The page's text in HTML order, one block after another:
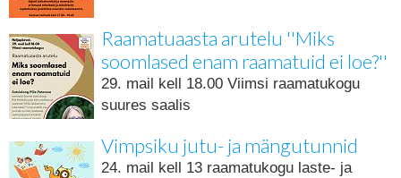
Raamatuaasta arutelu ''Miks
soomlased enam raamatuid ei loe?''
29. mail kell 18.00 Viimsi raamatukogu
suures saalis
Vimpsiku jutu- ja mängutunnid
24. mail kell 13 raamatukogu laste- ja